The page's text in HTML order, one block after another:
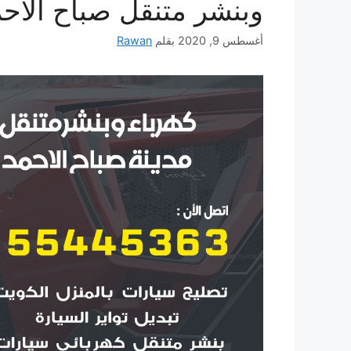
وبنشر متنقل صباح
أغسطس 9, 2020 بقلم Rawan